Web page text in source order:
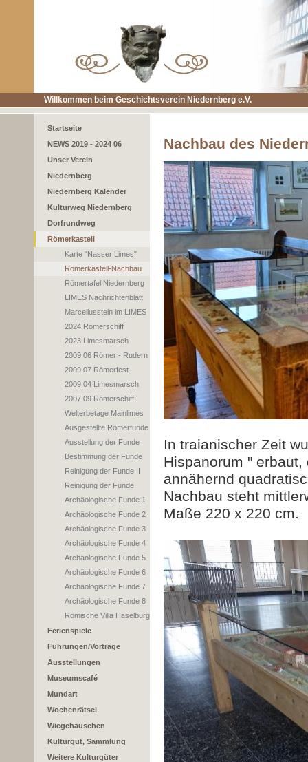
Willkommen beim Geschichtsverein Niedernberg e.V.
Startseite
NEWS 2019 - 2024 06
Unser Verein
Niedernberg
Niedernberg Kalender
Kulturweg Niedernberg
Dorfrundweg
Römerkastell
Karte "Nasser Limes"
Römerkastell-Nachbau
Römertafel Niedernberg
LIMES Nachrichtenblatt
Marcellusstein im LIMES
2024 Römerschiff
2023 Limesmarsch
2009 06 Römer - Rudern
2009 07 Römerfest
2009 04 Limesmarsch
2007 09 Römerschiff
Welterbetage Mainlimes
Ausgestellte Römerfunde
Ausstellung der Funde
Bestimmung der Funde
Reinigung der Funde II
Reinigung der Funde
Archäologische Funde 1
Archäologische Funde 2
Archäologische Funde 3
Archäologische Funde 4
Archäologische Funde 5
Archäologische Funde 6
Archäologische Funde 7
Archäologische Funde 8
Römische Villa Haselburg
Ferienspiele
Führungen/Vorträge
Ausstellungen
Museumscafé
Mundart
Wochenrätsel
Wiegehäuschen
Kulturgut, Sammlung
Weitere Kulturgüter
Nachbau des
In traianischer Zeit
Hispanorum "
annähernd
Nachbau steht
Maße 220 x 220 cm.